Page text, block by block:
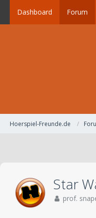
Dashboard Forum
Hoerspiel-Freunde.de
Star
prof.